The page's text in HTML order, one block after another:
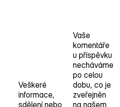
Veškeré
informace,
sdělení nebo
Vaše
komentáře
u příspěvku
necháváme
po celou
dobu, co je
zveřejněn
na našem